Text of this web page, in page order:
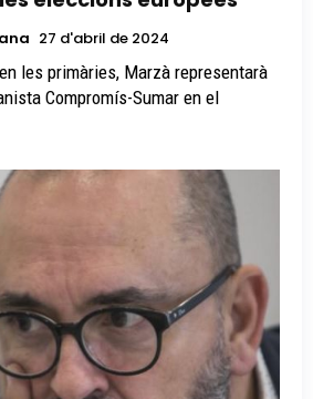
27 d'abril de 2024
les primàries, Marzà representarà
Compromís-Sumar en el